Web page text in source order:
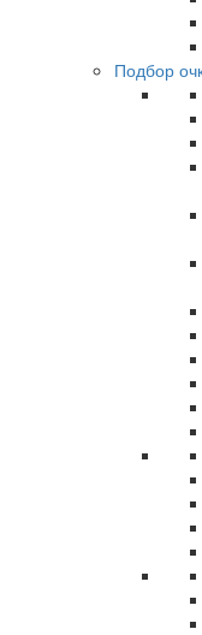
Подбор